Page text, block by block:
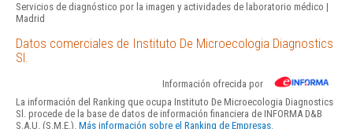
Servicios de diagnóstico por la imagen y actividades de laboratorio médico |
Madrid
Datos comerciales de Instituto De Microecologia Diagnostics
Sl.
Información ofrecida por
La información del Ranking que ocupa Instituto De Microecologia Diagnostics
Sl. procede de la base de datos de información financiera de INFORMA D&B
S.A.U. (S.M.E.). Más información sobre el Ranking de Empresas.